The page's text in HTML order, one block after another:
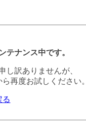
テナンス中です。
し訳ありませんが、
再度お試しください。
る